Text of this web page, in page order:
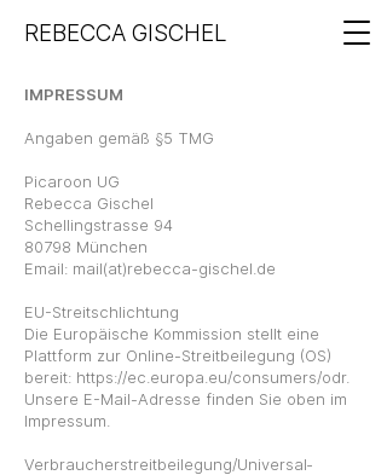
REBECCA GISCHEL
IMPRESSUM
Angaben gemäß §5 TMG
Picaroon UG
Rebecca Gischel
Schellingstrasse 94
80798 München
Email: mail(at)rebecca-gischel.de
EU-Streitschlichtung
Die Europäische Kommission stellt eine
Plattform zur Online-Streitbeilegung (OS)
bereit: https://ec.europa.eu/consumers/odr.
Unsere E-Mail-Adresse finden Sie oben im
Impressum.
Verbraucher­streit­beilegung/Universal­